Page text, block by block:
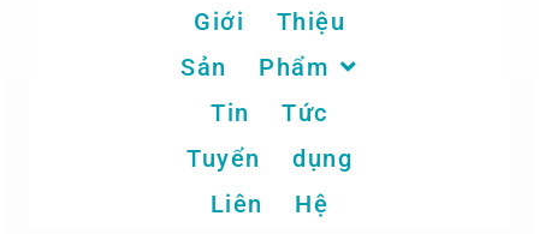
Giới Thiệu
Sản Phẩm
Tin Tức
Tuyển dụng
Liên Hệ